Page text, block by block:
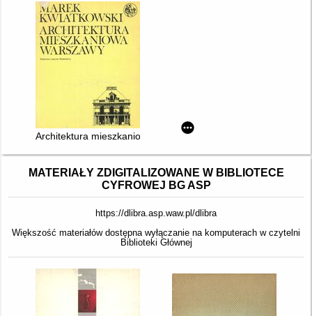
Architektura mieszkaniowa Warszawy : od potopu
MATERIAŁY ZDIGITALIZOWANE W BIBLIOTECE
CYFROWEJ BG ASP
https://dlibra.asp.waw.pl/dlibra
Większość materiałów dostępna wyłączanie na komputerach w czytelni
Biblioteki Głównej